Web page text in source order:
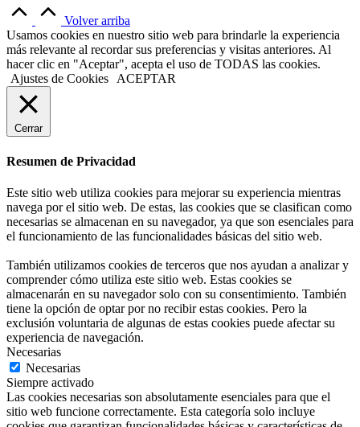
Volver arriba
Usamos cookies en nuestro sitio web para brindarle la experiencia
más relevante al recordar sus preferencias y visitas anteriores. Al
hacer clic en "Aceptar", acepta el uso de TODAS las cookies.
Ajustes de Cookies ACEPTAR
Cerrar
Resumen de Privacidad
Este sitio web utiliza cookies para mejorar su experiencia mientras
navega por el sitio web. De estas, las cookies que se clasifican como
necesarias se almacenan en su navegador, ya que son esenciales para
el funcionamiento de las funcionalidades básicas del sitio web.
También utilizamos cookies de terceros que nos ayudan a analizar y
comprender cómo utiliza este sitio web. Estas cookies se
almacenarán en su navegador solo con su consentimiento. También
tiene la opción de optar por no recibir estas cookies. Pero la
exclusión voluntaria de algunas de estas cookies puede afectar su
experiencia de navegación.
Necesarias
Necesarias
Siempre activado
Las cookies necesarias son absolutamente esenciales para que el
sitio web funcione correctamente. Esta categoría solo incluye